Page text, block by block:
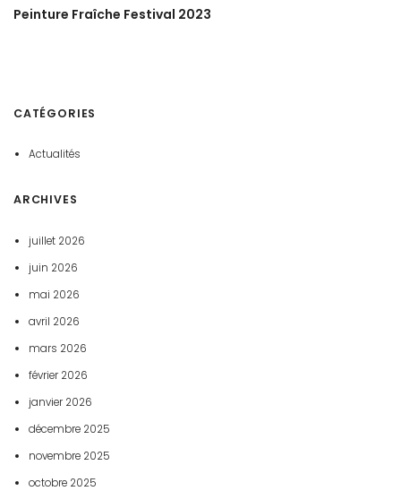
Peinture Fraîche Festival 2023
CATÉGORIES
Actualités
ARCHIVES
juillet 2026
juin 2026
mai 2026
avril 2026
mars 2026
février 2026
janvier 2026
décembre 2025
novembre 2025
octobre 2025